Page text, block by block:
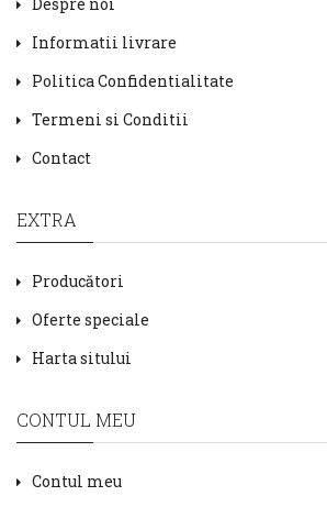
Informatii livrare
Politica Confidentialitate
Termeni si Conditii
Contact
EXTRA
Producători
Oferte speciale
Harta sitului
CONTUL MEU
Contul meu